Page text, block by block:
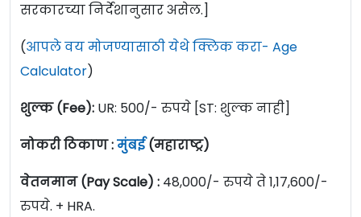
सरकारच्या निर्देशानुसार असेल.]
(आपले वय मोजण्यासाठी येथे क्लिक करा- Age
Calculator)
शुल्क (Fee): UR: 500/- रुपये [ST: शुल्क नाही]
नोकरी ठिकाण :मुंबई(महाराष्ट्र)
वेतनमान (Pay Scale) : 48,000/- रुपये ते 1,17,600/-
रुपये. + HRA.